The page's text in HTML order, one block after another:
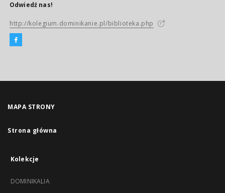
Odwiedź nas!
http://kolegium.dominikanie.pl/biblioteka.php
MAPA STRONY
Strona główna
Kolekcje
DOMINIKALIA